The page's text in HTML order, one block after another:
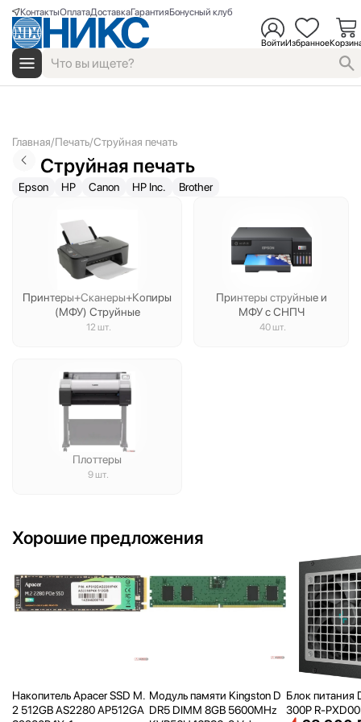
КонтактыОплатаДоставкаГарантияБонусный клуб
ВойтиИзбранное
Главная Печать Струйная печать
Струйная печать
Epson HP Canon HP Inc. Brother
Принтеры+Сканеры+Копиры
(МФУ) Струйные
12 шт.
Принтеры струйные и
МФУ с СНПЧ
40 шт.
Плоттеры
9 шт.
Хорошие предложения
Накопитель Apacer SSD M.
2 512GB AS2280 AP512GA
Модуль памяти Kingston D
DR5 DIMM 8GB 5600MHz
Блок питания
300P R-